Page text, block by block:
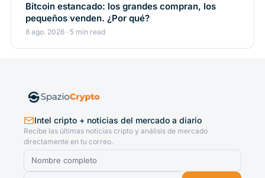
Bitcoin estancado: los grandes compran, los
pequeños venden. ¿Por qué?
8 ago. 2026 · 5 min read
Intel cripto + noticias del mercado a diario
Recibe las últimas noticias cripto y análisis de mercado
directamente en tu correo.